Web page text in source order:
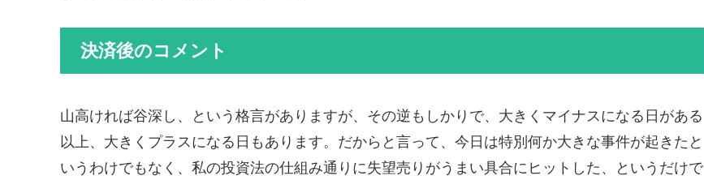
決済後のコメント
山高ければ谷深し、という格言がありますが、その逆もしかりで、大きくマイナスになる日がある
以上、大きくプラスになる日もあります。だからと言って、今日は特別何か大きな事件が起きたと
いうわけでもなく、私の投資法の仕組み通りに失望売りがうまい具合にヒットした、というだけで